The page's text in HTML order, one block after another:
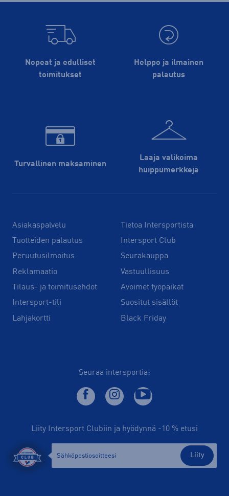
Nopeat ja edulliset
toimitukset
Helppo ja ilmainen
palautus
Turvallinen maksaminen
Laaja valikoima
huippu­merkkejä
Asiakaspalvelu
Tuotteiden palautus
Peruutusilmoitus
Reklamaatio
Tilaus- ja toimitusehdot
Intersport-tili
Lahjakortti
Tietoa Intersportista
Intersport Club
Seurakauppa
Vastuullisuus
Avoimet työpaikat
Suositut sisällöt
Black Friday
Seuraa intersportia:
Liity Intersport Clubiin ja hyödynnä -10 % etusi
Liity